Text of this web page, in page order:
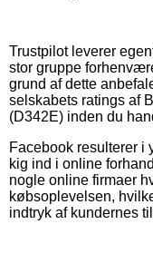
Trustpilot leverer
stor gruppe
grund af dette
selskabets ratings af
(D342E) inden du
Facebook resulterer i
kig ind i online
nogle online firmaer
købsoplevelsen,
indtryk af kundernes